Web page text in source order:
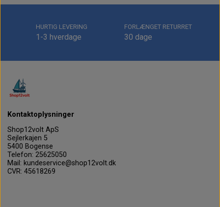
HURTIG LEVERING
1-3 hverdage
FORLÆNGET RETURRET
30 dage
Kontaktoplysninger
Shop12volt ApS
Sejlerkajen 5
5400 Bogense
Telefon: 25625050
Mail: kundeservice@shop12volt.dk
CVR: 45618269